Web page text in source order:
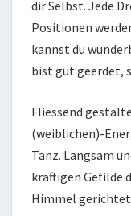
dir Selbst. Jede
Positionen
kannst du
bist gut geerdet,
Fliessend
(weiblichen)-
Tanz. Langsam
kräftigen Gefilde
Himmel